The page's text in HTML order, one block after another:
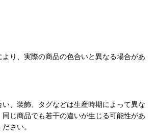
り、実際の商品の色合いと異なる場合があ
、装飾、タグなどは生産時期によって異な
同じ商品でも若干の違いが生じる可能性があ
さい。